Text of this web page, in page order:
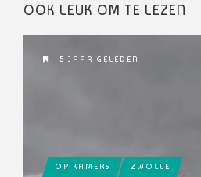
OOK LEUK OM TE LEZEN
5 JAAR GELEDEN
OP KAMERS ZWOLLE